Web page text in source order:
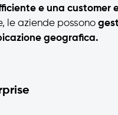
e una customer
le aziende possono
geografica.